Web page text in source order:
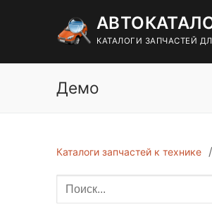
содержимому
КАТАЛОГИ ЗАПЧАСТЕЙ
Демо
Каталоги запчастей к технике